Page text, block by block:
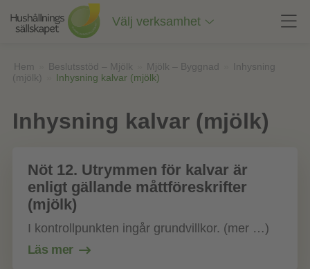
innehåll
Välj verksamhet
Hem Beslutsstöd – Mjölk Mjölk – Byggnad
Inhysning
(mjölk)
Inhysning kalvar (mjölk)
Inhysning kalvar (mjölk)
Nöt 12. Utrymmen för kalvar är
enligt gällande måttföreskrifter
(mjölk)
I kontrollpunkten ingår grundvillkor. (mer …)
Läs mer